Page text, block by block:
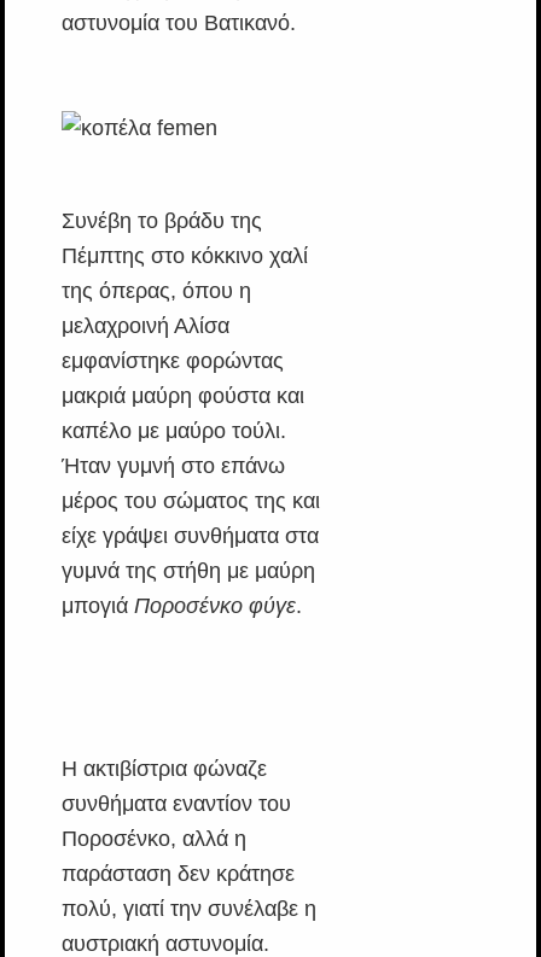
αστυνομία του Βατικανό.
Συνέβη το βράδυ της
Πέμπτης στο κόκκινο χαλί
της όπερας, όπου η
μελαχροινή Αλίσα
εμφανίστηκε φορώντας
μακριά μαύρη φούστα και
καπέλο με μαύρο τούλι.
Ήταν γυμνή στο επάνω
μέρος του σώματος της και
είχε γράψει συνθήματα στα
γυμνά της στήθη με μαύρη
μπογιά Ποροσένκο φύγε.
Η ακτιβίστρια φώναζε
συνθήματα εναντίον του
Ποροσένκο, αλλά η
παράσταση δεν κράτησε
πολύ, γιατί την συνέλαβε η
αυστριακή αστυνομία.